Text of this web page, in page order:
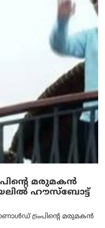
മരുമകൻ
ഹൗസ്ബോട്ട്
ട്രംപിന്റെ മരുമകൻ